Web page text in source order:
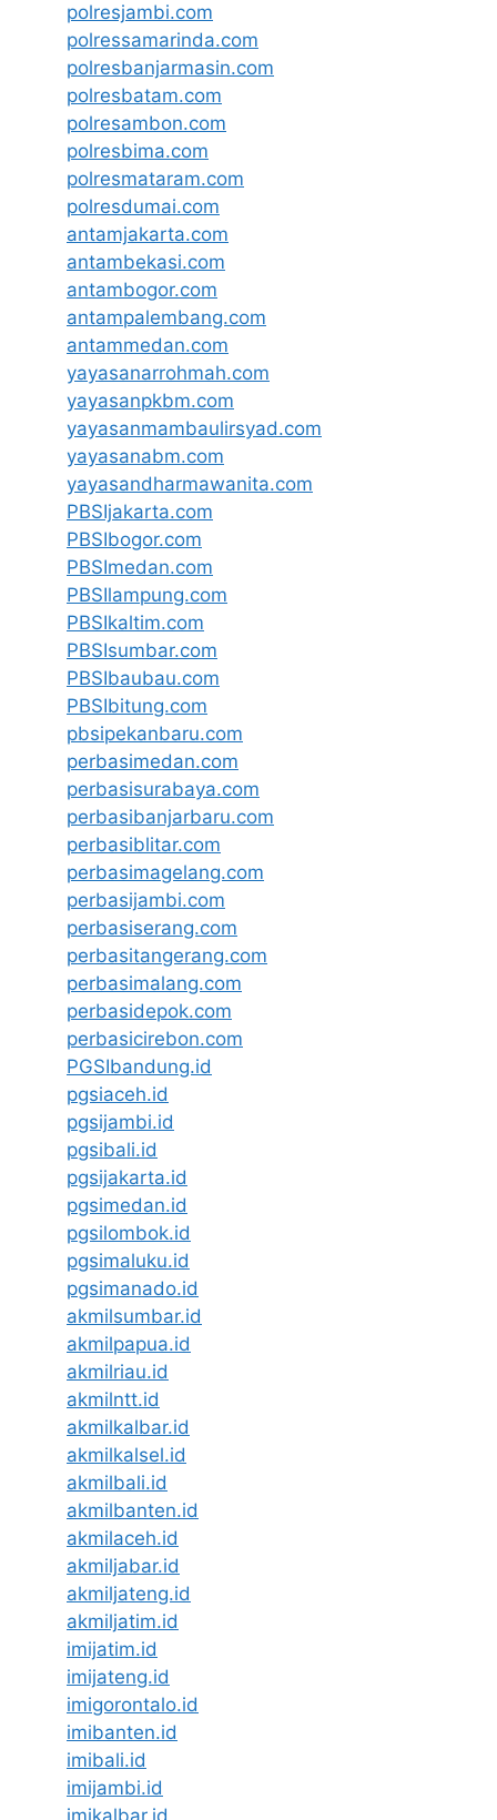
polresjambi.com
polressamarinda.com
polresbanjarmasin.com
polresbatam.com
polresambon.com
polresbima.com
polresmataram.com
polresdumai.com
antamjakarta.com
antambekasi.com
antambogor.com
antampalembang.com
antammedan.com
yayasanarrohmah.com
yayasanpkbm.com
yayasanmambaulirsyad.com
yayasanabm.com
yayasandharmawanita.com
PBSIjakarta.com
PBSIbogor.com
PBSImedan.com
PBSIlampung.com
PBSIkaltim.com
PBSIsumbar.com
PBSIbaubau.com
PBSIbitung.com
pbsipekanbaru.com
perbasimedan.com
perbasisurabaya.com
perbasibanjarbaru.com
perbasiblitar.com
perbasimagelang.com
perbasijambi.com
perbasiserang.com
perbasitangerang.com
perbasimalang.com
perbasidepok.com
perbasicirebon.com
PGSIbandung.id
pgsiaceh.id
pgsijambi.id
pgsibali.id
pgsijakarta.id
pgsimedan.id
pgsilombok.id
pgsimaluku.id
pgsimanado.id
akmilsumbar.id
akmilpapua.id
akmilriau.id
akmilntt.id
akmilkalbar.id
akmilkalsel.id
akmilbali.id
akmilbanten.id
akmilaceh.id
akmiljabar.id
akmiljateng.id
akmiljatim.id
imijatim.id
imijateng.id
imigorontalo.id
imibanten.id
imibali.id
imijambi.id